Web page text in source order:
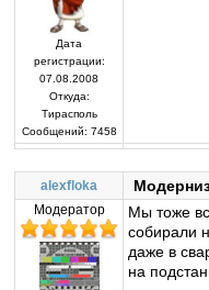
Дата
регистрации:
07.08.2008
Откуда:
Тирасполь
Сообщений: 7458
alexfloka
Модератор
Мы тоже
собирали
даже в
на